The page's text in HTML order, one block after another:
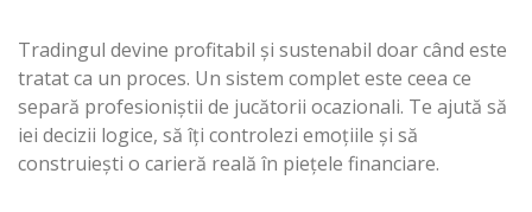
Tradingul devine profitabil și sustenabil doar când este
tratat ca un proces. Un sistem complet este ceea ce
separă profesioniștii de jucătorii ocazionali. Te ajută să
iei decizii logice, să îți controlezi emoțiile și să
construiești o carieră reală în piețele financiare.